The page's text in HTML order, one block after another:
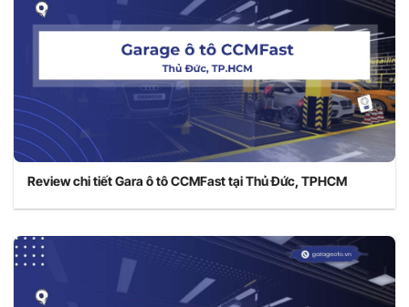
Review chi tiết Gara ô tô CCMFast tại Thủ Đức, TPHCM